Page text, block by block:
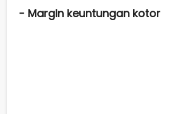
- Margin keuntungan kotor